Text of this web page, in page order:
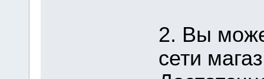
2. Вы
сети